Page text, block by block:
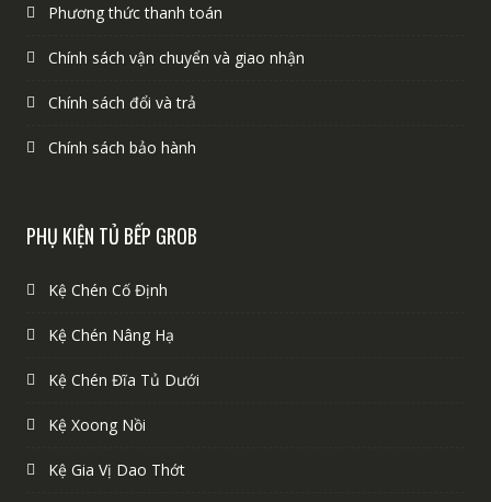
Phương thức thanh toán
Chính sách vận chuyển và giao nhận
Chính sách đổi và trả
Chính sách bảo hành
PHỤ KIỆN TỦ BẾP GROB
Kệ Chén Cố Định
Kệ Chén Nâng Hạ
Kệ Chén Đĩa Tủ Dưới
Kệ Xoong Nồi
Kệ Gia Vị Dao Thớt